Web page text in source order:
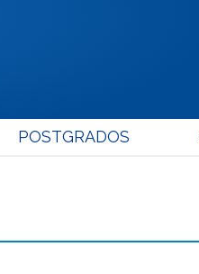
POSTGRADOS